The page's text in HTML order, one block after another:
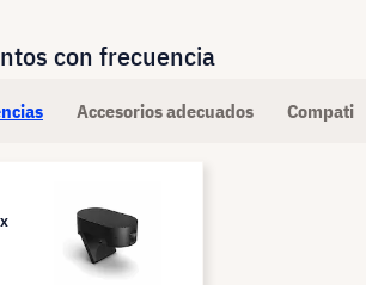
con frecuencia
Accesorios adecuados